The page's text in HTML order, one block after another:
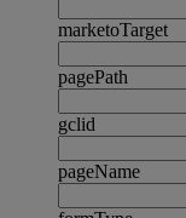
marketoTarget
pagePath
gclid
pageName